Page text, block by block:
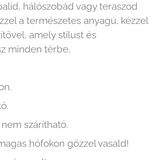
hálószobád vagy teraszod
a természetes anyagú, kézzel
amely stílust és
minden térbe.
szárítható.
hőfokon gőzzel vasald!